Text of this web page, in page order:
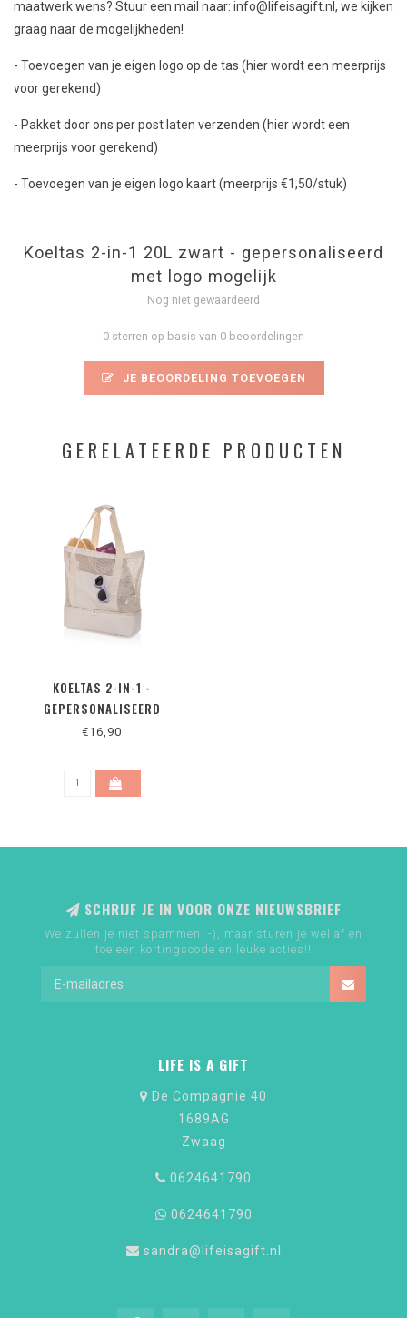
maatwerk wens? Stuur een mail naar: info@lifeisagift.nl , we kijken
graag naar de mogelijkheden!
- Toevoegen van je eigen logo op de tas (hier wordt een meerprijs
voor gerekend)
- Pakket door ons per post laten verzenden (hier wordt een
meerprijs voor gerekend)
- Toevoegen van je eigen logo kaart (meerprijs €1,50/stuk)
Koeltas 2-in-1 20L zwart - gepersonaliseerd
met logo mogelijk
Nog niet gewaardeerd
0 sterren op basis van 0 beoordelingen
JE BEOORDELING TOEVOEGEN
GERELATEERDE PRODUCTEN
KOELTAS 2-IN-1 -
GEPERSONALISEERD
€16,90
SCHRIJF JE IN VOOR ONZE NIEUWSBRIEF
We zullen je niet spammen :-), maar sturen je wel af en
toe een kortingscode en leuke acties!!
LIFE IS A GIFT
De Compagnie 40
1689AG
Zwaag
0624641790
0624641790
sandra@lifeisagift.nl